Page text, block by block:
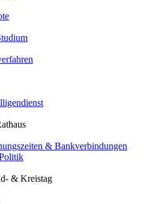
& Bankverbindungen
& Kreistag